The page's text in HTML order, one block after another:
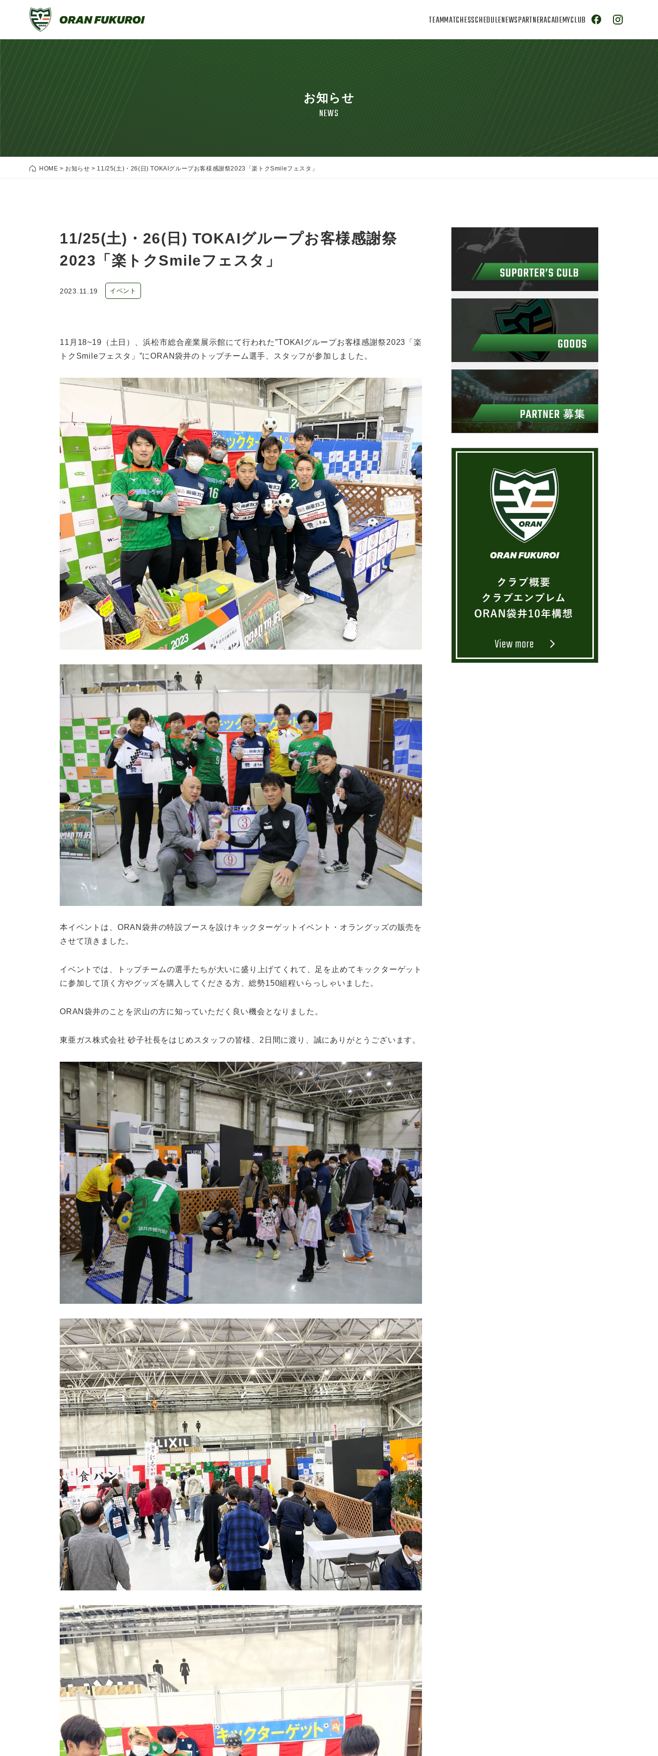
TEAMMATCHESSCHEDULENEWSPARTNERACADEMYCLUB
お知らせ
NEWS
HOME > お知らせ > 11/25(土)・26(日) TOKAIグループお客様感謝祭2023「楽トクSmileフェスタ」
11/25(土)・26(日) TOKAIグループお客様感謝祭
2023「楽トクSmileフェスタ」
2023.11.19 イベント
11月18~19（土日）、浜松市総合産業展示館にて行われた”TOKAIグループお客様感謝祭2023「楽
トクSmileフェスタ」”にORAN袋井のトップチーム選手、スタッフが参加しました。
本イベントは、ORAN袋井の特設ブースを設けキックターゲットイベント・オラングッズの販売を
させて頂きました。
イベントでは、トップチームの選手たちが大いに盛り上げてくれて、足を止めてキックターゲット
に参加して頂く方やグッズを購入してくださる方、総勢150組程いらっしゃいました。
ORAN袋井のことを沢山の方に知っていただく良い機会となりました。
東亜ガス株式会社 砂子社長をはじめスタッフの皆様、2日間に渡り、誠にありがとうございます。